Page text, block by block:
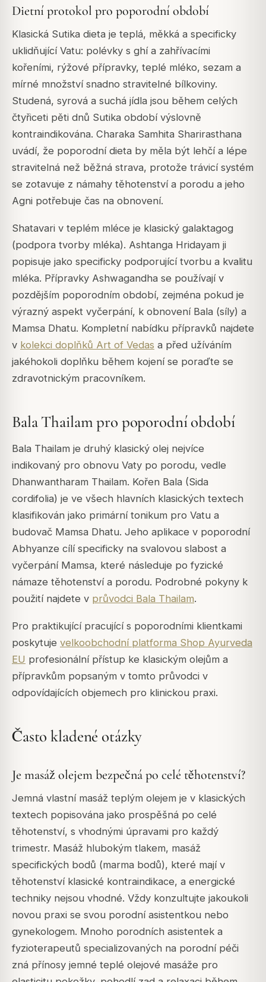
Dietní protokol pro poporodní období
Klasická Sutika dieta je teplá, měkká a specificky
uklidňující Vatu: polévky s ghí a zahřívacími
kořeními, rýžové přípravky, teplé mléko, sezam a
mírné množství snadno stravitelné bílkoviny.
Studená, syrová a suchá jídla jsou během celých
čtyřiceti pěti dnů Sutika období výslovně
kontraindikována. Charaka Samhita Sharirasthana
uvádí, že poporodní dieta by měla být lehčí a lépe
stravitelná než běžná strava, protože trávicí systém
se zotavuje z námahy těhotenství a porodu a jeho
Agni potřebuje čas na obnovení.
Shatavari v teplém mléce je klasický galaktagog
(podpora tvorby mléka). Ashtanga Hridayam ji
popisuje jako specificky podporující tvorbu a kvalitu
mléka. Přípravky Ashwagandha se používají v
pozdějším poporodním období, zejména pokud je
výrazný aspekt vyčerpání, k obnovení Bala (síly) a
Mamsa Dhatu. Kompletní nabídku přípravků najdete
v kolekci doplňků Art of Vedas a před užíváním
jakéhokoli doplňku během kojení se poraďte se
zdravotnickým pracovníkem.
Bala Thailam pro poporodní období
Bala Thailam je druhý klasický olej nejvíce
indikovaný pro obnovu Vaty po porodu, vedle
Dhanwantharam Thailam. Kořen Bala (Sida
cordifolia) je ve všech hlavních klasických textech
klasifikován jako primární tonikum pro Vatu a
budovač Mamsa Dhatu. Jeho aplikace v poporodní
Abhyanze cílí specificky na svalovou slabost a
vyčerpání Mamsa, které následuje po fyzické
námaze těhotenství a porodu. Podrobné pokyny k
použití najdete v průvodci Bala Thailam.
Pro praktikující pracující s poporodními klientkami
poskytuje velkoobchodní platforma Shop Ayurveda
EU profesionální přístup ke klasickým olejům a
přípravkům popsaným v tomto průvodci v
odpovídajících objemech pro klinickou praxi.
Často kladené otázky
Je masáž olejem bezpečná po celé těhotenství?
Jemná vlastní masáž teplým olejem je v klasických
textech popisována jako prospěšná po celé
těhotenství, s vhodnými úpravami pro každý
trimestr. Masáž hlubokým tlakem, masáž
specifických bodů (marma bodů), které mají v
těhotenství klasické kontraindikace, a energické
techniky nejsou vhodné. Vždy konzultujte jakoukoli
novou praxi se svou porodní asistentkou nebo
gynekologem. Mnoho porodních asistentek a
fyzioterapeutů specializovaných na porodní péči
zná přínosy jemné teplé olejové masáže pro